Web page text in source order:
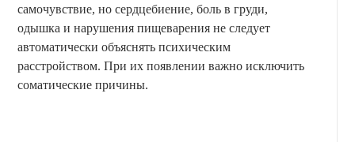
самочувствие, но сердцебиение, боль в груди,
одышка и нарушения пищеварения не следует
автоматически объяснять психическим
расстройством. При их появлении важно исключить
соматические причины.